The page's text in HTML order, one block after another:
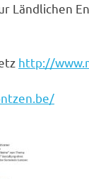
Ländlichen
http://